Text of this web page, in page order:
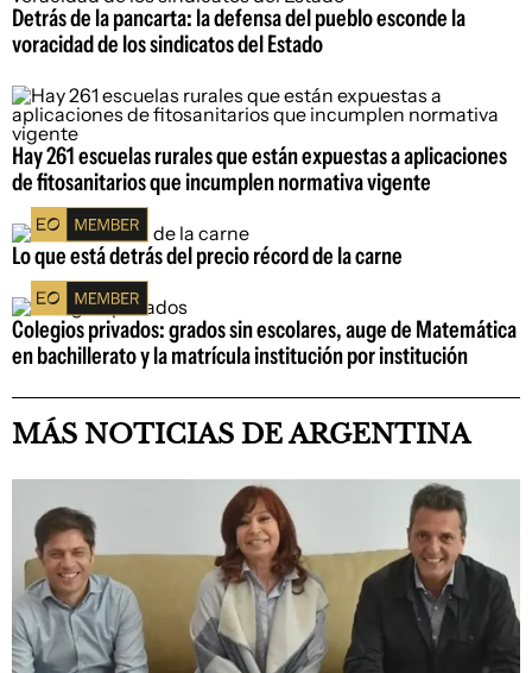
Detrás de la pancarta: la defensa del pueblo esconde la
voracidad de los sindicatos del Estado
Hay 261 escuelas rurales que están expuestas a aplicaciones
de fitosanitarios que incumplen normativa vigente
Lo que está detrás del precio récord de la carne
Colegios privados: grados sin escolares, auge de Matemática
en bachillerato y la matrícula institución por institución
MÁS NOTICIAS DE ARGENTINA